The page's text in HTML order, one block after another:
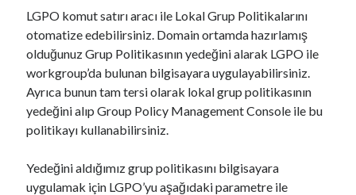
LGPO komut satırı aracı ile Lokal Grup Politikalarını
otomatize edebilirsiniz. Domain ortamda hazırlamış
olduğunuz Grup Politikasının yedeğini alarak LGPO ile
workgroup’da bulunan bilgisayara uygulayabilirsiniz.
Ayrıca bunun tam tersi olarak lokal grup politikasının
yedeğini alıp Group Policy Management Console ile bu
politikayı kullanabilirsiniz.
Yedeğini aldığımız grup politikasını bilgisayara
uygulamak için LGPO’yu aşağıdaki parametre ile